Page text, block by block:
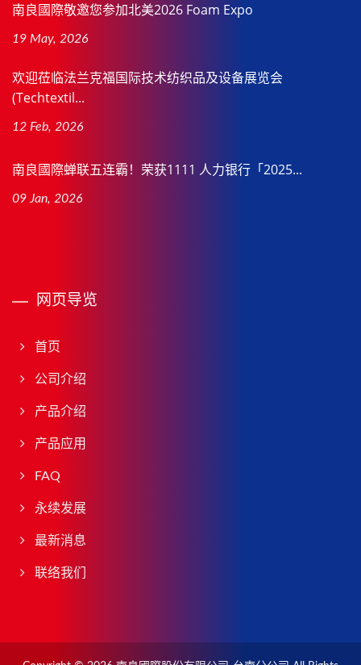
南良國際敬邀您参加北美2026 Foam Expo
19 May, 2026
欢迎莅临法兰克福国际技术纺织品及设备展览会
(Techtextil...
12 Feb, 2026
南良國際蝉联五连霸！荣获1111 人力银行「2025...
09 Jan, 2026
网页导览
首页
公司介绍
产品介绍
产品应用
FAQ
永续发展
最新消息
联络我们